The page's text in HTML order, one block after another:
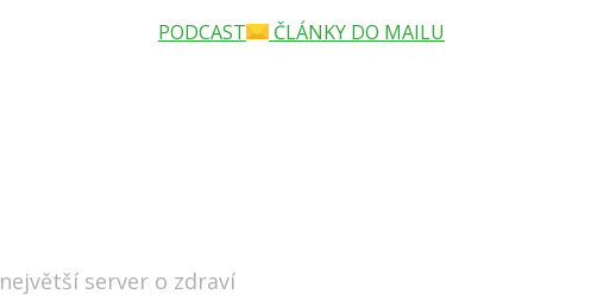
největší server o zdraví
PODCAST ČLÁNKY DO MAILU